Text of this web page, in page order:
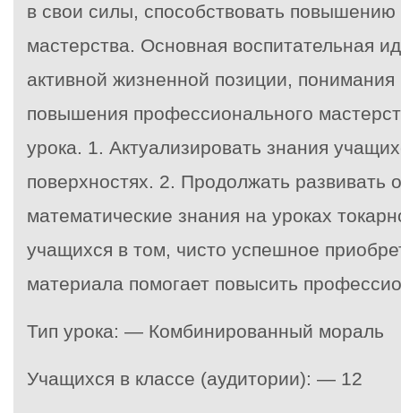
в свои силы, способствовать
мастерства. Основная воспитательная
активной жизненной позиции,
повышения профессионального
урока. 1. Актуализировать знания
поверхностях. 2. Продолжать развивать
математические знания на уроках
учащихся в том, чисто успешное
материала помогает повысить
Тип урока: — Комбинированный мораль
Учащихся в классе (аудитории): — 12